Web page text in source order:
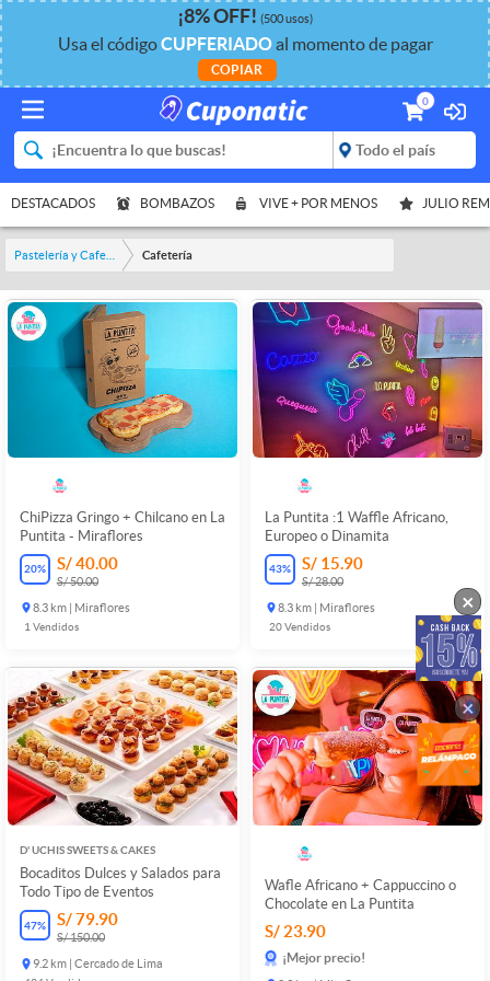
¡8%OFF! (500 usos)
Usa el códigoCUPFERIADOal momento de pagar
COPIAR
0
DESTACADOS BOMBAZOS VIVE + POR MENOS JULIO
Cafetería
ChiPizza Gringo + Chilcano en La
Puntita - Miraflores
20% S/ 40.00
S/ 50.00
8.3 km | Miraflores
1 Vendidos
La Puntita :1 Waffle Africano,
Europeo o Dinamita
43% S/ 15.90
S/ 28.00
8.3 km | Miraflores
20Vendidos
D' UCHIS SWEETS & CAKES
Bocaditos Dulces y Salados para
Todo Tipo de Eventos
47% S/ 79.90
S/ 150.00
9.2 km | Cercado de Lima
Wafle Africano + Cappuccino o
Chocolate en La Puntita
S/ 23.90
¡Mejor precio!
×
×